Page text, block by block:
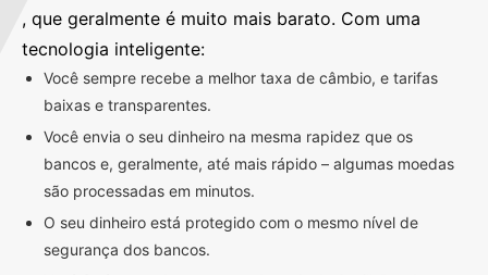
, que geralmente é muito mais barato. Com uma
tecnologia inteligente:
Você sempre recebe a melhor taxa de câmbio, e tarifas
baixas e transparentes.
Você envia o seu dinheiro na mesma rapidez que os
bancos e, geralmente, até mais rápido – algumas moedas
são processadas em minutos.
O seu dinheiro está protegido com o mesmo nível de
segurança dos bancos.